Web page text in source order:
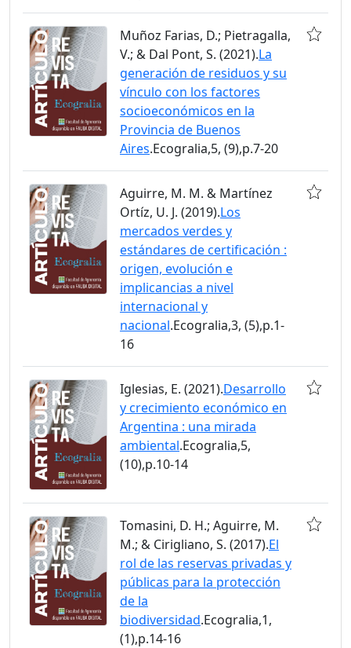
Muñoz Farias, D.; Pietragalla,
V.; & Dal Pont, S. (2021).La
generación de residuos y su
vínculo con los factores
socioeconómicos en la
Provincia de Buenos
Aires.Ecogralia,5, (9),p.7-20
Aguirre, M. M. & Martínez
Ortíz, U. J. (2019).Los
mercados verdes y
estándares de certificación :
origen, evolución e
implicancias a nivel
internacional y
nacional.Ecogralia,3, (5),p.1-
16
Iglesias, E. (2021).Desarrollo
y crecimiento económico en
Argentina : una mirada
ambiental.Ecogralia,5,
(10),p.10-14
Tomasini, D. H.; Aguirre, M.
M.; & Cirigliano, S. (2017).El
rol de las reservas privadas y
públicas para la protección
de la
biodiversidad.Ecogralia,1,
(1),p.14-16